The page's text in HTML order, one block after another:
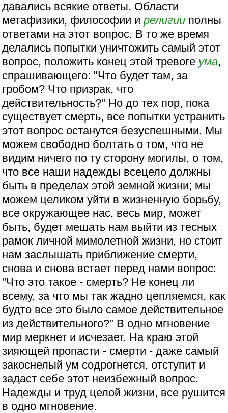
давались всякие ответы. Области
метафизики, философии ирелигии полны
ответами на этот вопрос. В то же время
делались попытки уничтожить самый этот
вопрос, положить конец этой тревоге ума,
спрашивающего: "Что будет там, за
гробом? Что призрак, что
действительность?" Но до тех пор, пока
существует смерть, все попытки устранить
этот вопрос останутся безуспешными. Мы
можем свободно болтать о том, что не
видим ничего по ту сторону могилы, о том,
что все наши надежды всецело должны
быть в пределах этой земной жизни; мы
можем целиком уйти в жизненную борьбу,
все окружающее нас, весь мир, может
быть, будет мешать нам выйти из тесных
рамок личной мимолетной жизни, но стоит
нам заслышать приближение смерти,
снова и снова встает перед нами вопрос:
"Что это такое - смерть? Не конец ли
всему, за что мы так жадно цепляемся, как
будто все это было самое действительное
из действительного?" В одно мгновение
мир меркнет и исчезает. На краю этой
зияющей пропасти - смерти - даже самый
закоснелый ум содрогнется, отступит и
задаст себе этот неизбежный вопрос.
Надежды и труд целой жизни, все рушится
в одно мгновение.